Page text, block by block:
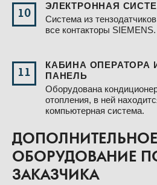
10
ЭЛЕКТРОННАЯ
Система из
все контакторы SIEMENS.
11
КАБИНА ОПЕРАТОРА
ПАНЕЛЬ
Оборудована
отопления, в ней
компьютерная система.
ДОПОЛНИТЕЛЬНОЕ
ОБОРУДОВАНИЕ
ЗАКАЗЧИКА